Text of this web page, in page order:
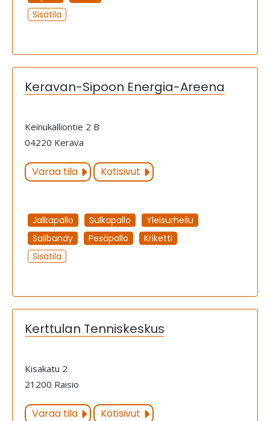
Sisätila
Keravan-Sipoon Energia-Areena
Keinukalliontie 2 B
04220 Kerava
Varaa tila Kotisivut
Jalkapallo Sulkapallo
Yleisurheilu
Salibandy
Pesäpallo
Kriketti
Sisätila
Kerttulan Tenniskeskus
Kisakatu 2
21200 Raisio
Varaa tila Kotisivut